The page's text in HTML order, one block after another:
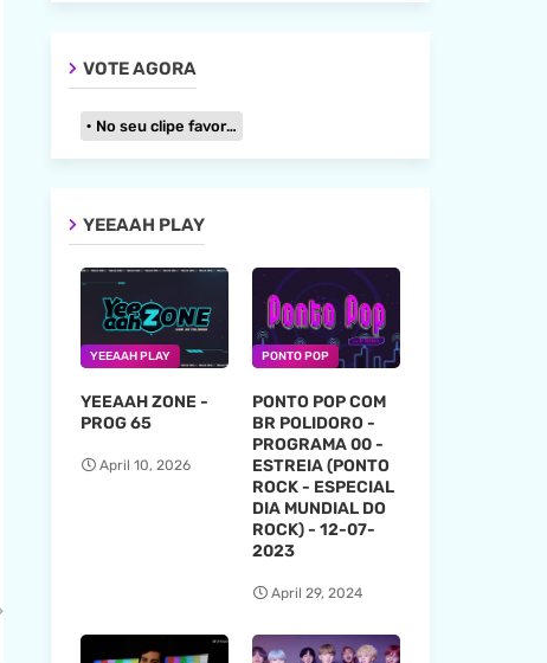
VOTE AGORA
No seu clipe favorito
YEEAAH PLAY
YEEAAH PLAY
YEEAAH ZONE -
PROG 65
April 10, 2026
PONTO POP
PONTO POP COM
BR POLIDORO -
PROGRAMA 00 -
ESTREIA (PONTO
ROCK - ESPECIAL
DIA MUNDIAL DO
ROCK) - 12-07-
2023
April 29, 2024